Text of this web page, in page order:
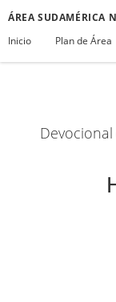
ÁREA SUDAMÉRICA
Inicio
Plan de Área